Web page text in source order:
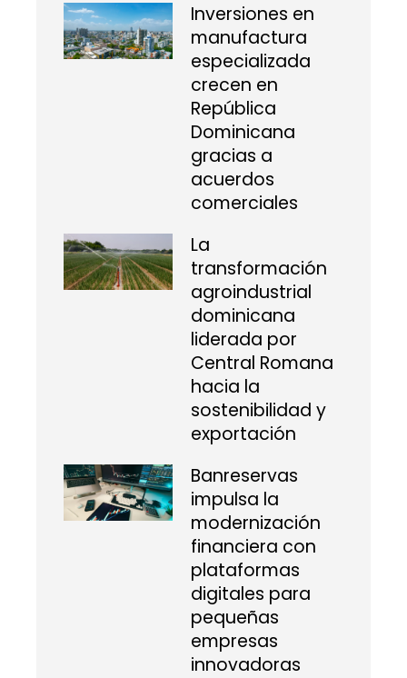
Inversiones en
manufactura
especializada
crecen en
República
Dominicana
gracias a
acuerdos
comerciales
La
transformación
agroindustrial
dominicana
liderada por
Central Romana
hacia la
sostenibilidad y
exportación
Banreservas
impulsa la
modernización
financiera con
plataformas
digitales para
pequeñas
empresas
innovadoras